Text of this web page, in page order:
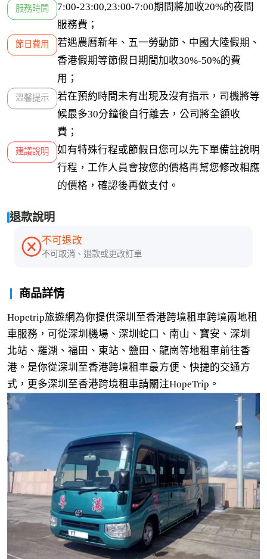
服務時間
7:00-23:00,23:00-7:00期間將加收20%的夜間
服務費；
節日費用
若遇農曆新年、五一勞動節、中國大陸假期、
香港假期等節假日期間加收30%-50%的費
用；
溫馨提示
若在預約時間未有出現及沒有指示，司機將等
候最多30分鐘後自行離去，公司將全額收
費；
建議說明
如有特殊行程或節假日您可以先下單備註說明
行程，工作人員會按您的價格再幫您修改相應
的價格，確認後再做支付。
退款說明
不可退改
不可取消、退款或更改訂單
商品詳情
Hopetrip旅遊網為你提供深圳至香港跨境租車跨境兩地租
車服務，可從深圳機場、深圳蛇口、南山、寶安、深圳
北站、羅湖、福田、東站、鹽田、龍崗等地租車前往香
港。是你從深圳至香港跨境租車最方便、快捷的交通方
式，更多深圳至香港跨境租車請關注HopeTrip。